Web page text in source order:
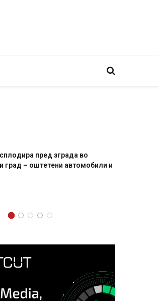
во
и
И Данска се
11-месечна воена